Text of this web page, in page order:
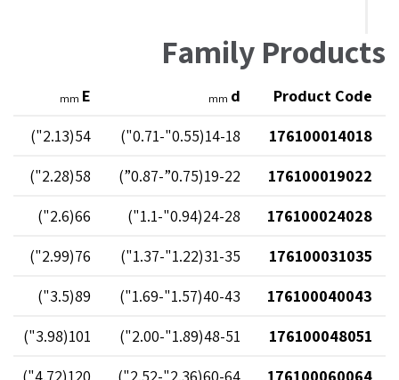
Family Products
Product Code
d
mm
E
mm
176100014018
14-18(0.55"-0.71")
54(2.13")
176100019022
19-22(0.75”-0.87”)
58(2.28")
176100024028
24-28(0.94"-1.1")
66(2.6")
176100031035
31-35(1.22"-1.37")
76(2.99")
176100040043
40-43(1.57"-1.69")
89(3.5")
176100048051
48-51(1.89"-2.00")
101(3.98")